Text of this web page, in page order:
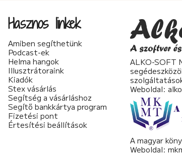
Hasznos linkek
Amiben segíthetünk
Podcast-ek
Helma hangok
Illusztrátoraink
Kiadók
Stex vásárlás
Segítség a vásárláshoz
Segítő bankkártya program
Fizetési pont
Értesítési beállítások
ALKO-SOFT
Weboldal:
A magyar
Weboldal: